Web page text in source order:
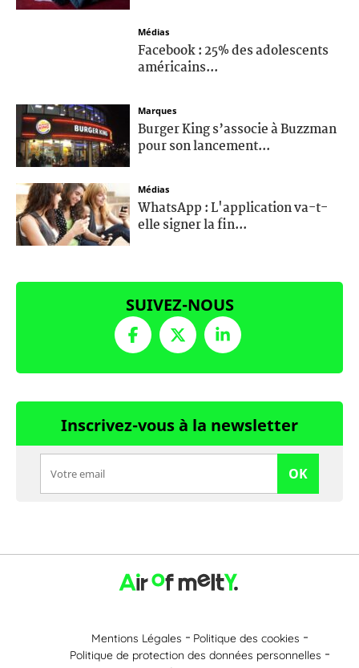
Médias
Facebook : 25% des adolescents
américains...
Marques
Burger King s’associe à Buzzman
pour son lancement...
Médias
WhatsApp : L'application va-t-
elle signer la fin...
SUIVEZ-NOUS
Inscrivez-vous à la newsletter
OK
Mentions Légales
Politique des cookies
Politique de protection des données personnelles